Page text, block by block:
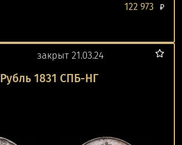
122 973 ₽
закрыт 21.03.24
Рубль 1831 СПБ-НГ